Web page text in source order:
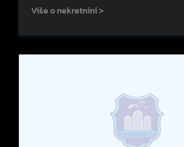
Više o nekretnini >